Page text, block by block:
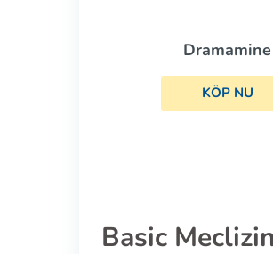
Dramamine
KÖP NU
Basic